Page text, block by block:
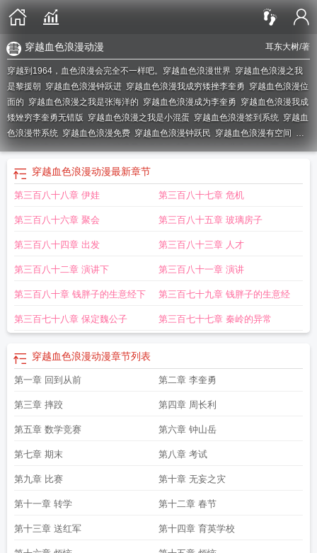
耳东大树/著
穿越血色浪漫动漫
穿越到1964，血色浪漫会完全不一样吧。 穿越血色浪漫世界 穿越血色浪漫之我
是黎援朝 穿越血色浪漫钟跃进 穿越血色浪漫我成穷矮挫李奎勇 穿越血色浪漫位
面的 穿越血色浪漫之我是张海洋的 穿越血色浪漫成为李奎勇 穿越血色浪漫我成
矮矬穷李奎勇无错版 穿越血色浪漫之我是小混蛋 穿越血色浪漫签到系统 穿越血
色浪漫带系统 穿越血色浪漫免费 穿越血色浪漫钟跃民 穿越血色浪漫有空间 穿
越血色浪漫收秦岭穿越血色浪漫我曾哎呦李成勇穿越血色浪漫当上将军穿越血
色浪漫签到
穿越血色浪漫我是郑桐 穿越血色浪漫类似的
哥 穿越血色浪漫飞卢
越血色浪漫系统穿越血色浪漫之我是张海洋 穿越血色浪漫郑桐
色浪漫穿越血色浪漫无防盗章节 穿越血色浪漫辉煌新篇
穿越血色浪漫的有哪
些穿越血色浪漫我成为矮挫穷李奎勇 穿越血色浪漫钟跃民的弟弟
是李奎勇耳东大树 穿越血色浪漫主角姓萧的 穿越血色浪漫成为李奎勇的
色浪漫张海洋穿越血色浪漫年代穿越血色浪漫钟跃民兄弟穿越血色浪漫2与青
色浪漫之系统穿越血色浪漫我成了矮挫穷李奎勇穿越血色浪漫之钟跃民
色浪漫钟跃进的穿越血色浪漫军旅穿越血色浪漫我是小混蛋穿越血色浪漫耳东
大树TXT穿越血色浪漫小混蛋的穿越血色浪漫我是宁伟的
统李穆主角穿越血色浪漫有穿越到血色浪漫世界的穿越电视剧血色浪漫血色
浪漫穿越的穿越血色浪漫百科 穿越之血色浪漫系统穿越血色浪漫李奎勇
血色浪漫我是李奎勇
穿越血色浪漫之我是宁
色浪漫之袁军穿越血色浪漫我是钟跃民穿越血色浪漫宁伟的
色浪漫的穿越重生血色浪漫 穿越血色浪漫年代容和剧悟性逆天
推荐穿越血色浪漫我是李奎勇笔趣阁 穿越血色浪漫最新章节由书包网分享
的穿越血色浪漫宁远 穿越血色浪漫我成了矮穷矬李奎勇
穿越血色浪漫动漫最新章节
第三百八十八章 伊娃 第三百八十七章 危机
第三百八十六章 聚会 第三百八十五章 玻璃房子
第三百八十四章 出发 第三百八十三章 人才
第三百八十二章 演讲下 第三百八十一章 演讲
第三百八十章 钱胖子的生意经下 第三百七十九章 钱胖子的生意经
第三百七十八章 保定魏公子 第三百七十七章 秦岭的异常
穿越血色浪漫动漫章节列表
第一章 回到从前 第二章 李奎勇
第三章 摔跤 第四章 周长利
第五章 数学竞赛 第六章 钟山岳
第七章 期末 第八章 考试
第九章 比赛 第十章 无妄之灾
第十一章 转学 第十二章 春节
第十三章 送红军 第十四章 育英学校